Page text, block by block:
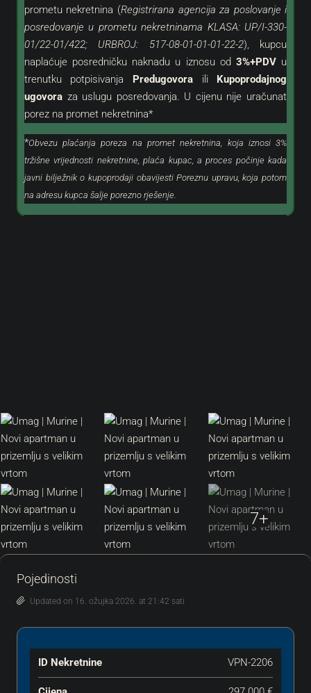
prometu nekretnina (Registrirana agencija za poslovanje i
posredovanje u prometu nekretninama KLASA: UP/I-330-
01/22-01/422; URBROJ: 517-08-01-01-01-22-2), kupcu
naplaćuje posredničku naknadu u iznosu od 3%+PDVu
trenutku potpisivanja Predugovora ili Kupoprodajnog
ugovoraza uslugu posredovanja. U cijenu nije uračunat
porez na promet nekretnina*
*Obvezu plaćanja poreza na promet nekretnina, koja iznosi 3%
tržišne vrijednosti nekretnine, plaća kupac, a proces počinje kada
javni bilježnik o kupoprodaji obavijesti Poreznu upravu, koja potom
na adresu kupca šalje porezno rješenje.
7+
Pojedinosti
Updated on 16. ožujka 2026. at 21:42 sati
ID Nekretnine VPN-2206